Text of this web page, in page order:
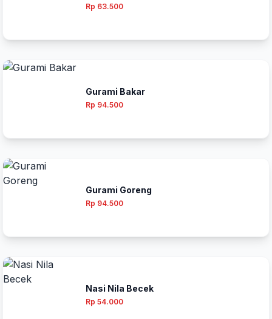
Rp 63.500
Gurami Bakar
Rp 94.500
Gurami Goreng
Rp 94.500
Nasi Nila Becek
Rp 54.000